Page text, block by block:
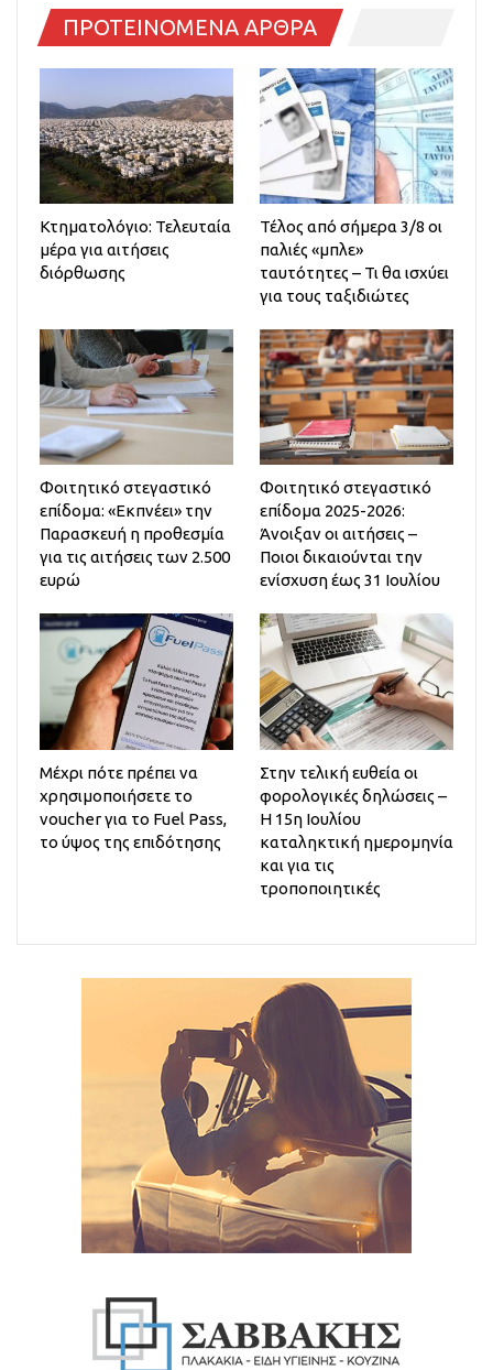
ΠΡΟΤΕΙΝΟΜΕΝΑ ΑΡΘΡΑ
Κτηματολόγιο: Τελευταία
μέρα για αιτήσεις
διόρθωσης
Τέλος από σήμερα 3/8 οι
παλιές «μπλε»
ταυτότητες – Τι θα ισχύει
για τους ταξιδιώτες
Φοιτητικό στεγαστικό
επίδομα: «Εκπνέει» την
Παρασκευή η προθεσμία
για τις αιτήσεις των 2.500
ευρώ
Φοιτητικό στεγαστικό
επίδομα 2025-2026:
Άνοιξαν οι αιτήσεις –
Ποιοι δικαιούνται την
ενίσχυση έως 31 Ιουλίου
Μέχρι πότε πρέπει να
χρησιμοποιήσετε το
voucher για το Fuel Pass,
το ύψος της επιδότησης
Στην τελική ευθεία οι
φορολογικές δηλώσεις –
Η 15η Ιουλίου
καταληκτική ημερομηνία
και για τις
τροποποιητικές